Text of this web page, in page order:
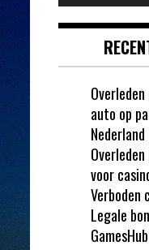
auto op
Nederland
voor
Verboden
Legale
GamesHub